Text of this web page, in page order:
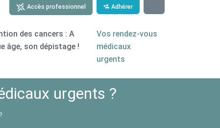
Accès professionnel Adhérer
des cancers : A
âge, son dépistage !
Vos rendez-vous
médicaux
urgents
urgents ?